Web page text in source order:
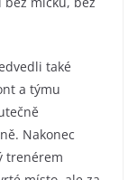
také
a týmu
Nakonec
trenérem